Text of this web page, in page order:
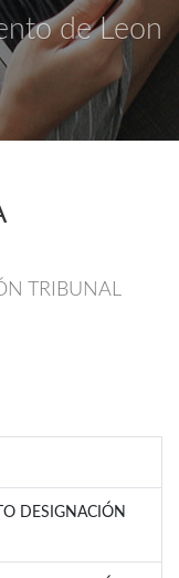
de Leon
TRIBUNAL
DESIGNACIÓN